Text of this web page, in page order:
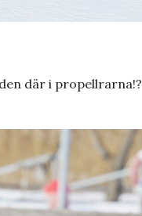
där i propellrarna!?